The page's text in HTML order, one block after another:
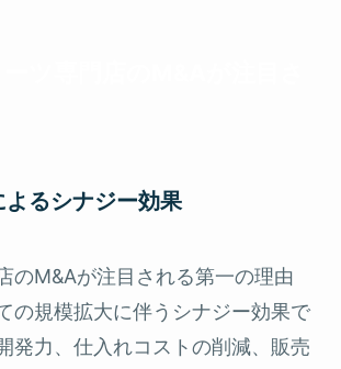
よるシナジー効果
のM&Aが注目される第一の理由
の規模拡大に伴うシナジー効果で
発力、仕入れコストの削減、販売